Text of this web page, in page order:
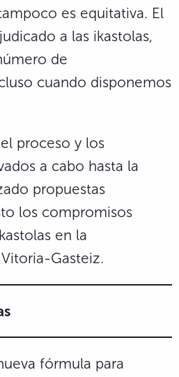
es equitativa. El
a las ikastolas,
de
cuando disponemos
proceso y los
a cabo hasta la
propuestas
los compromisos
en la
Gasteiz.
fórmula para